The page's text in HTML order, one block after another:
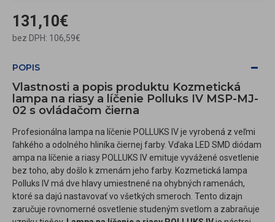
131,10€
bez DPH: 106,59€
POPIS
Vlastnosti a popis produktu Kozmetická
lampa na riasy a líčenie Polluks IV MSP-MJ-
02 s ovládačom čierna
Profesionálna lampa na líčenie POLLUKS IV je vyrobená z veľmi
ľahkého a odolného hliníka čiernej farby. Vďaka LED SMD diódam
ampa na líčenie a riasy POLLUKS IV emituje vyvážené osvetlenie
bez toho, aby došlo k zmenám jeho farby. Kozmetická lampa
Polluks IV má dve hlavy umiestnené na ohybných ramenách,
ktoré sa dajú nastavovať vo všetkých smeroch. Tento dizajn
zaručuje rovnomerné osvetlenie studeným svetlom a zabraňuje